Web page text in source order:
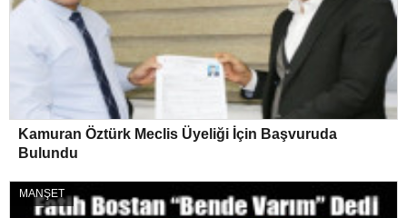
Kamuran Öztürk Meclis Üyeliği İçin Başvuruda
Bulundu
MANŞET